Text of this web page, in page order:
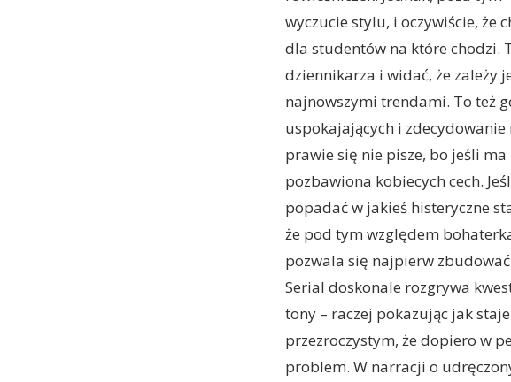
wyczucie stylu, i oczywiście, że
dla studentów na które chodzi.
dziennikarza i widać, że zależy
najnowszymi trendami. To też
uspokajających i
prawie się nie pisze, bo jeśli
pozbawiona kobiecych cech.
popadać w jakieś histeryczne
że pod tym względem
pozwala się najpierw
Serial doskonale rozgrywa
tony – raczej pokazując jak
przezroczystym, że dopiero w
problem. W narracji o